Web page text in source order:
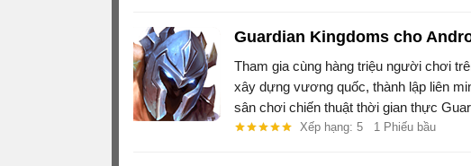
Guardian Kingdoms cho
Tham gia cùng hàng triệu người chơi
xây dựng vương quốc, thành lập liên
sân chơi chiến thuật thời gian thực
Android.
Xếp hạng: 5 1 Phiếu bầu